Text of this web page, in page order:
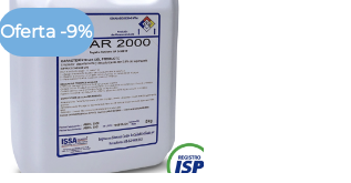
Oferta -9%